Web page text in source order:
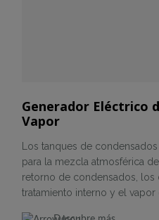
Generador Eléctrico
Vapor
Los tanques de
para la mezcla atmosférica
retorno de condensados,
tratamiento interno y el vapor